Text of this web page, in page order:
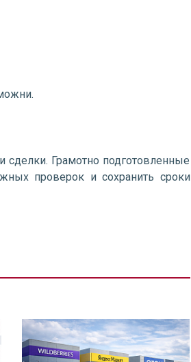
сделки. Грамотно подготовленные
проверок и сохранить сроки